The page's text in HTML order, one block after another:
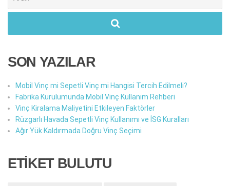
ara:
SON YAZILAR
Mobil Vinç mi Sepetli Vinç mi Hangisi Tercih Edilmeli?
Fabrika Kurulumunda Mobil Vinç Kullanım Rehberi
Vinç Kiralama Maliyetini Etkileyen Faktörler
Rüzgarlı Havada Sepetli Vinç Kullanımı ve İSG Kuralları
Ağır Yük Kaldırmada Doğru Vinç Seçimi
ETİKET BULUTU